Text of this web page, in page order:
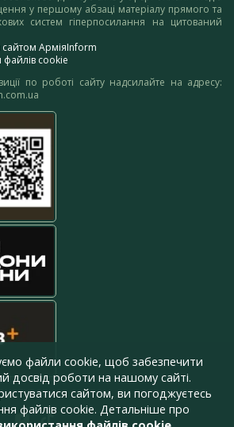
у першому абзаці матеріалу прямого та
систем гіперпосилання на цитований
сайтом АрміяInform
файлів cookie
по роботі сайту надсилайте на адресу:
файли cookie, щоб забезпечити
досвід роботи на нашому сайті.
сайтом, ви погоджуєтесь
файлів cookie. Детальніше про